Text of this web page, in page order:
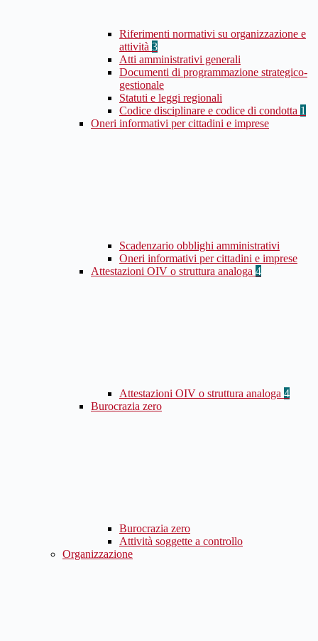
Riferimenti normativi su organizzazione e
attività 3
Atti amministrativi generali
Documenti di programmazione strategico-
gestionale
Statuti e leggi regionali
Codice disciplinare e codice di condotta 1
Oneri informativi per cittadini e imprese
Scadenzario obblighi amministrativi
Oneri informativi per cittadini e imprese
Attestazioni OIV o struttura analoga 4
Attestazioni OIV o struttura analoga 4
Burocrazia zero
Burocrazia zero
Attività soggette a controllo
Organizzazione